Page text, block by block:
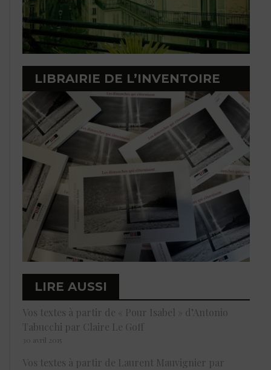
LIBRAIRIE DE L’INVENTOIRE
LIRE AUSSI
Vos textes à partir de « Pour Isabel » d’Antonio
Tabucchi par Claire Le Goff
30 avril 2015
Vos textes à partir de Laurent Mauvignier par